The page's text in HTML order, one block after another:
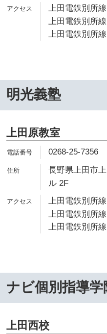
上田電鉄別所
上田電鉄別所
上田電鉄別所
明光義塾
上田原教室
0268-25-7356
長野県上田市
ル 2F
上田電鉄別所
上田電鉄別所
上田電鉄別所
ナビ個別指導学
上田西校